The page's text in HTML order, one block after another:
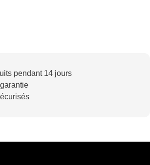
pendant 14 jours